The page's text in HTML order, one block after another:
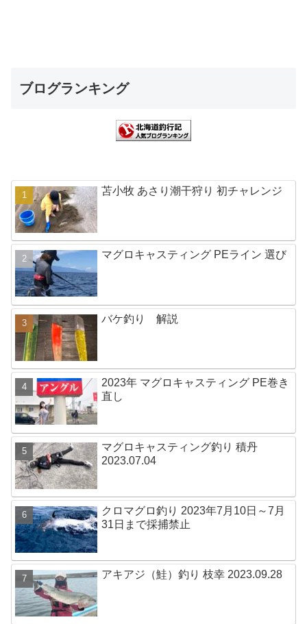
ブログランキング
苫小牧 あさり潮干狩り 初チャレンジ
マグロキャスティング PEライン 選び
バケ釣り 解説
2023年 マグロキャスティング PE巻き
直し
マグロキャスティング釣り 積丹
2023.07.04
クロマグロ釣り 2023年7月10日～7月
31日まで採捕禁止
アキアジ（鮭）釣り 枝幸 2023.09.28